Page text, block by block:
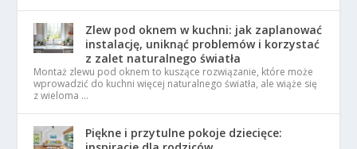
Zlew pod oknem w kuchni: jak zaplanować
instalację, uniknąć problemów i korzystać
z zalet naturalnego światła
Montaż zlewu pod oknem to kuszące rozwiązanie, które może
wprowadzić do kuchni więcej naturalnego światła, ale wiąże się
z wieloma …
Piękne i przytulne pokoje dziecięce: